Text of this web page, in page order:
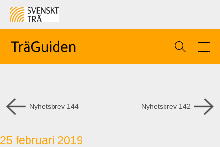
Nyhetsbrev 144 Nyhetsbrev 142
25 februari 2019